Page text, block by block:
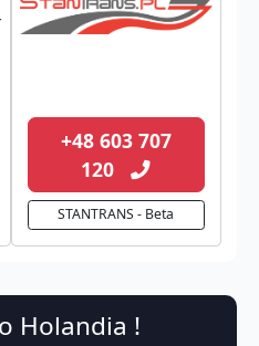
+48 603 707
120
STANTRANS - Beta
Holandia !